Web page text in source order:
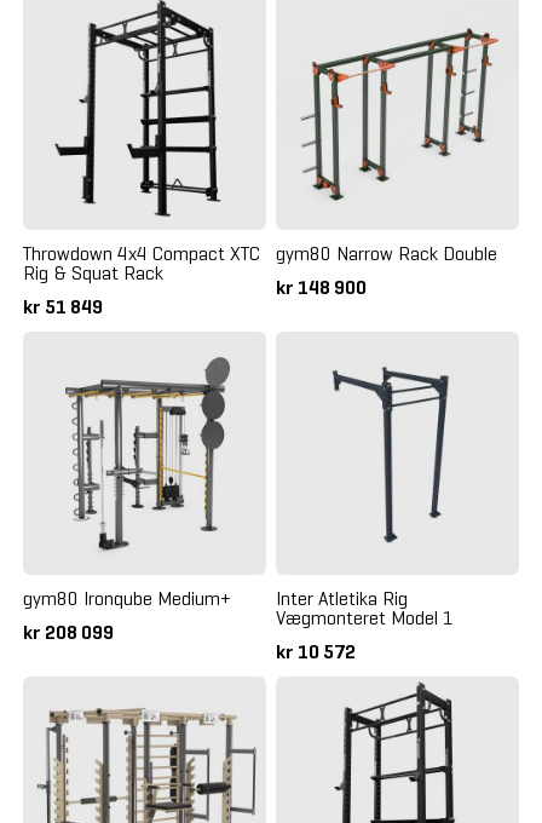
Throwdown 4x4 Compact XTC
Rig & Squat Rack
kr 51 849
gym80 Narrow Rack Double
kr 148 900
gym80 Ironqube Medium+
kr 208 099
Inter Atletika Rig
Vægmonteret Model 1
kr 10 572